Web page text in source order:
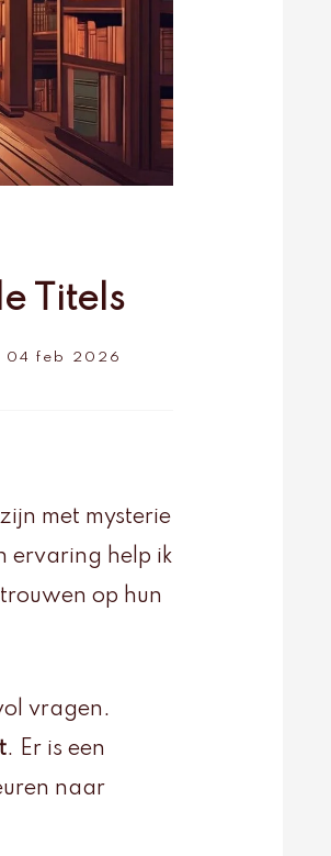
Titels
04 feb 2026
met mysterie
ervaring help ik
op hun
vragen.
. Er is een
naar